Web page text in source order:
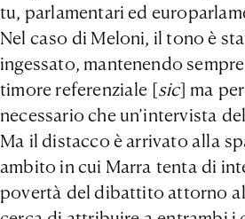
tu, parlamentari ed
Nel caso di Meloni, il tono è
ingessato, mantenendo
timore referenziale [sic] ma
necessario che un’intervista
Ma il distacco è arrivato alla
ambito in cui Marra tenta di
povertà del dibattito attorno